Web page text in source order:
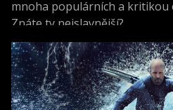
mnoha populárních a kritikou
Znáte ty nejslavnější?